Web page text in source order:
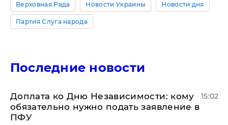
Верховная Рада Новости Украины Новости дня
Партия Слуга народа
Последние новости
Доплата ко Дню Независимости: кому
обязательно нужно подать заявление в
ПФУ
15:02